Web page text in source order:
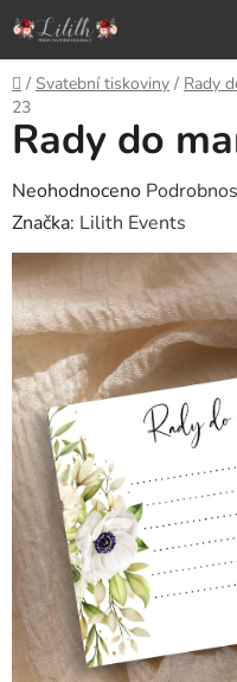
Přejít
na
obsah
Domů
/ Svatební tiskoviny / Rady
23
Rady do
Průměrné
hodnocení
produktu
je
0,0
5
hvězdiček.
Neohodnoceno
Značka: Lilith Events